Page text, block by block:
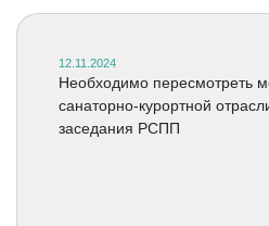
12.11.2024
Необходимо пересмотреть
санаторно-курортной
заседания РСПП